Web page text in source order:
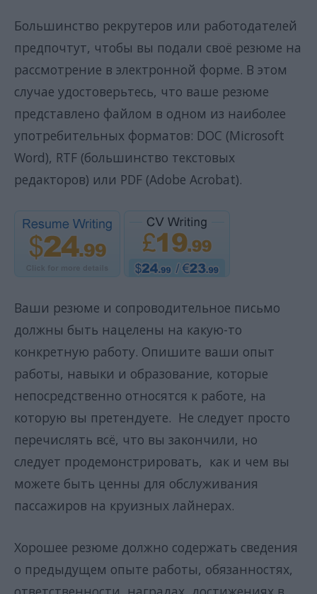
Большинство рекрутеров или работодателей
предпочтут, чтобы вы подали своё резюме на
рассмотрение в электронной форме. В этом
случае удостоверьтесь, что ваше резюме
представлено файлом в одном из наиболее
употребительных форматов: DOC (Microsoft
Word), RTF (большинство текстовых
редакторов) или PDF (Adobe Acrobat).
Ваши резюме и сопроводительное письмо
должны быть нацелены на какую-то
конкретную работу. Опишите ваши опыт
работы, навыки и образование, которые
непосредственно относятся к работе, на
которую вы претендуете. Не следует просто
перечислять всё, что вы закончили, но
следует продемонстрировать, как и чем вы
можете быть ценны для обслуживания
пассажиров на круизных лайнерах.
Хорошее резюме должно содержать сведения
о предыдущем опыте работы, обязанностях,